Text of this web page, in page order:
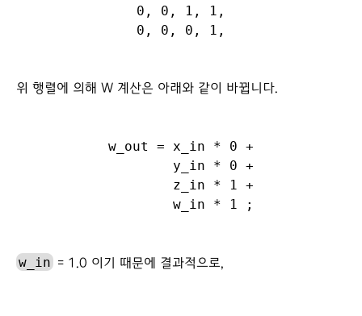
0, 0, 1, 1,
위 행렬에 의해 W 계산은 아래와 같이 바뀝니다.
w_out = x_in * 0 +
        y_in * 0 +
        z_in * 1 +
w_in = 1.0 이기 때문에 결과적으로,